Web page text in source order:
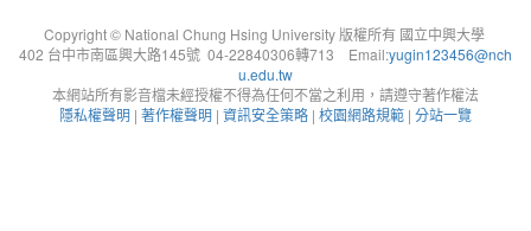
Copyright © National Chung Hsing University 版權所有 國立中興大學
402 台中市南區興大路145號 04-22840306轉713 Email:yugin123456@nch
u.edu.tw
本網站所有影音檔未經授權不得為任何不當之利用，請遵守著作權法
隱私權聲明 | 著作權聲明 | 資訊安全策略 | 校園網路規範 | 分站一覽